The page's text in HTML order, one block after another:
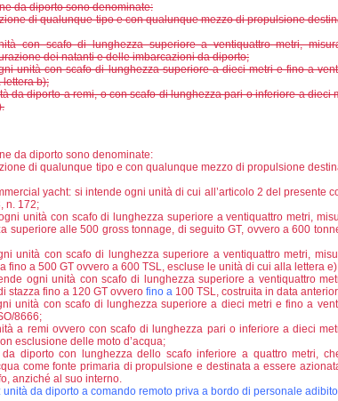
da diporto sono denominate:
di qualunque tipo e con qualunque mezzo di propulsione
con scafo di lunghezza superiore a ventiquattro metri,
dei natanti e delle imbarcazioni da diporto;
unità con scafo di lunghezza superiore a dieci metri e fino a
lettera b);
da diporto a remi, o con scafo di lunghezza pari o inferiore a dieci
da diporto sono denominate:
di qualunque tipo e con qualunque mezzo di propulsione
yacht: si intende ogni unità di cui all’articolo 2 del presente
n. 172;
unità con scafo di lunghezza superiore a ventiquattro metri,
superiore alle 500 gross tonnage, di seguito GT, ovvero a 600
unità con scafo di lunghezza superiore a ventiquattro metri,
fino a 500 GT ovvero a 600 TSL, escluse le unità di cui alla lettera
ogni unità con scafo di lunghezza superiore a ventiquattro
stazza fino a 120 GT ovvero fino a 100 TSL, costruita in data
unità con scafo di lunghezza superiore a dieci metri e fino a
8666;
a remi ovvero con scafo di lunghezza pari o inferiore a dieci
esclusione delle moto d’acqua;
diporto con lunghezza dello scafo inferiore a quattro metri,
come fonte primaria di propulsione e destinata a essere
anziché al suo interno.
da diporto a comando remoto priva a bordo di personale